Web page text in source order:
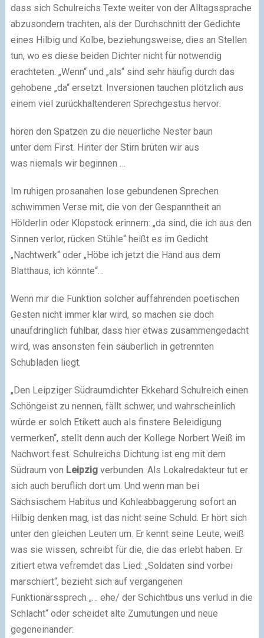
dass sich Schulreichs Texte weiter von der Alltagssprache
abzusondern trachten, als der Durchschnitt der Gedichte
eines Hilbig und Kolbe, beziehungsweise, dies an Stellen
tun, wo es diese beiden Dichter nicht für notwendig
erachteten. „Wenn“ und „als“ sind sehr häufig durch das
gehobene „da“ ersetzt. Inversionen tauchen plötzlich aus
einem viel zurückhaltenderen Sprechgestus hervor:
hören den Spatzen zu die neuerliche Nester baun
unter dem First. Hinter der Stirn brüten wir aus
was niemals wir beginnen …
Im ruhigen prosanahen lose gebundenen Sprechen
schwimmen Verse mit, die von der Gespanntheit an
Hölderlin oder Klopstock erinnern: „da sind, die ich aus den
Sinnen verlor, rücken Stühle“ heißt es im Gedicht
„Nachtwerk“ oder „Höbe ich jetzt die Hand aus dem
Blatthaus, ich könnte“…
Wenn mir die Funktion solcher auffahrenden poetischen
Gesten nicht immer klar wird, so machen sie doch
unaufdringlich fühlbar, dass hier etwas zusammengedacht
wird, was ansonsten fein säuberlich in getrennten
Schubladen liegt.
„Den Leipziger Südraumdichter Ekkehard Schulreich einen
Schöngeist zu nennen, fällt schwer, und wahrscheinlich
würde er solch Etikett auch als finstere Beleidigung
vermerken“, stellt denn auch der Kollege Norbert Weiß im
Nachwort fest. Schulreichs Dichtung ist eng mit dem
Südraum von Leipzigverbunden. Als Lokalredakteur tut er
sich auch beruflich dort um. Und wenn man bei
Sächsischem Habitus und Kohleabbaggerung sofort an
Hilbig denken mag, ist das nicht seine Schuld. Er hört sich
unter den gleichen Leuten um. Er kennt seine Leute, weiß
was sie wissen, schreibt für die, die das erlebt haben. Er
zitiert etwa vefremdet das Lied: „Soldaten sind vorbei
marschiert“, bezieht sich auf vergangenen
Funktionärssprech „… ehe/ der Schichtbus uns verlud in die
Schlacht“ oder scheidet alte Zumutungen und neue
gegeneinander: